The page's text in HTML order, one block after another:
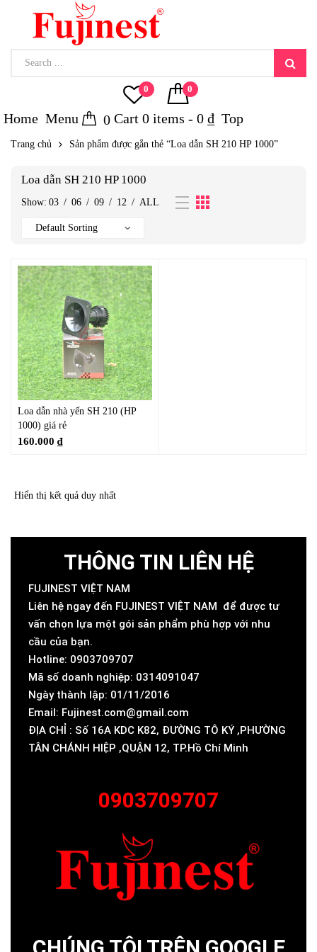
0 0
Home Menu 0 Cart 0 items - 0 ₫ Top
Trang chủ Sản phẩm được gắn thẻ “Loa dẫn SH 210 HP 1000”
Loa dẫn SH 210 HP 1000
Show: 03 / 06 / 09 / 12 / ALL
Loa dẫn nhà yến SH 210 (HP
1000) giá rẻ
160.000 ₫
Hiển thị kết quả duy nhất
THÔNG TIN LIÊN HỆ
FUJINEST VIỆT NAM
Liên hệ ngay đến FUJINEST VIỆT NAM để được tư
vấn chọn lựa một gói sản phẩm phù hợp với nhu
cầu của bạn.
Hotline: 0903709707
Mã số doanh nghiệp: 0314091047
Ngày thành lập: 01/11/2016
Email: Fujinest.com@gmail.com
ĐỊA CHỈ : Số 16A KDC K82, ĐƯỜNG TÔ KÝ ,PHƯỜNG
TÂN CHÁNH HIỆP ,QUẬN 12, TP.Hồ Chí Minh
0903709707
CHÚNG TÔI TRÊN GOOGLE